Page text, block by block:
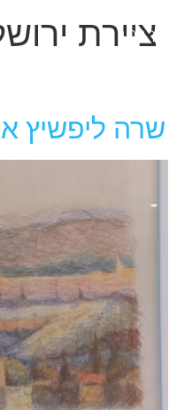
ארגמן
ציירת
שרה ליפשיץ